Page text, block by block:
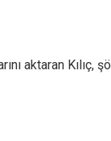
aktaran Kılıç,